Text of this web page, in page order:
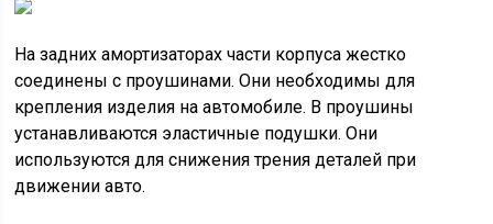
На задних амортизаторах части корпуса жестко
соединены с проушинами. Они необходимы для
крепления изделия на автомобиле. В проушины
устанавливаются эластичные подушки. Они
используются для снижения трения деталей при
движении авто.